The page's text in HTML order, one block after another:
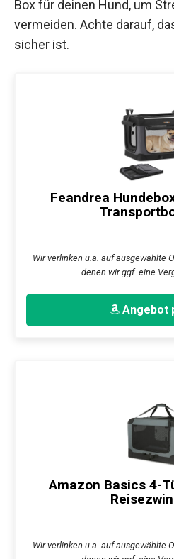
Box für deinen Hund, um
vermeiden. Achte darauf,
sicher ist.
Feandrea
Wir verlinken u.a. auf ausgewählte
denen wir ggf. eine
Angebot
Amazon Basics 4-
Wir verlinken u.a. auf ausgewählte